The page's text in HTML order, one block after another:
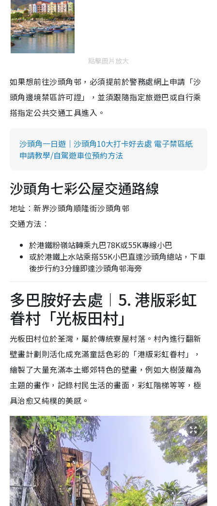
點擊圖片放大
如果想前往沙頭角邨，必須提前於警務處網上申請「沙
頭角邊境禁區許可證」，並須跟隨指定旅遊巴或自行乘
搭指定公共交通工具進入。
沙頭角一日遊｜沙頭角10大打卡好去處 電子禁區紙
申請教學/自駕遊車位預約方法
沙頭角七彩公屋交通路線
地址︰新界沙頭角順隆街沙頭角邨
交通方法︰
於港鐵粉嶺站轉乘九巴78K或55K專線小巴
或於港鐵上水站乘搭55K小巴直達沙頭角總站，下車
後步行約3分鐘即達沙頭角邨海旁
多巴胺好去處︱5. 港版彩虹
眷村「光板田村」
光板田村位於荃灣，屬於傳統寮屋村落。村內進行翻新
壁畫計劃則活化成充滿童話色彩的「港版彩虹眷村」，
繪製了大量充滿本土鄉郊特色的壁畫，例如大樹菠蘿為
主題的畫作，記錄村民生活的畫面，彩虹階梯等等，極
具治愈又純樸的美感。